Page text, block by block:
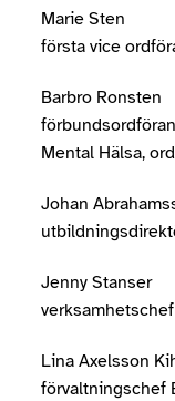
Marie Sten
första vice
Barbro Ronsten
Mental Hälsa,
Johan
Jenny Stanser
Lina Axelsson
förvaltningschef